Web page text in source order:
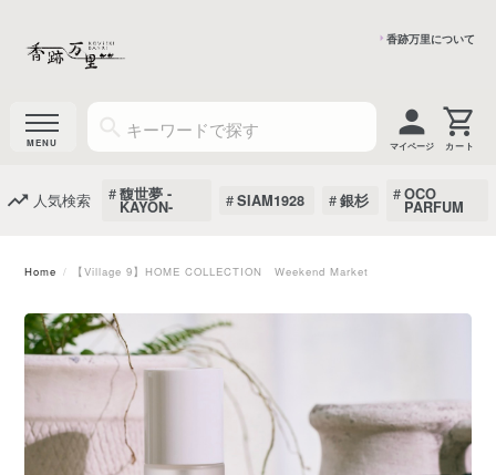
香跡万里について
マイページ
人気検索 馥世夢 -
KAYON- SIAM1928 銀杉 OCO
PARFUM
Home 【Village 9】HOME COLLECTION Weekend Market